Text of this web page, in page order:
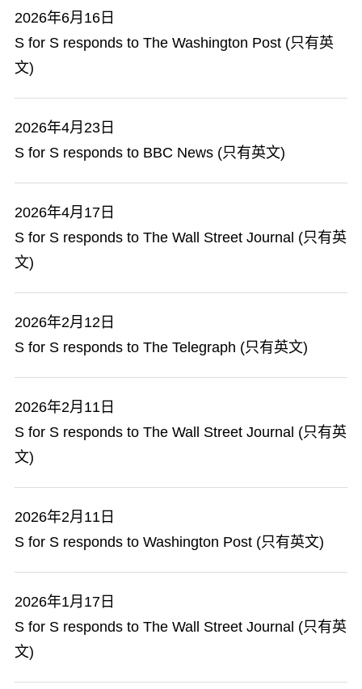
2026年6月16日
S for S responds to The Washington Post (只有英
文)
2026年4月23日
S for S responds to BBC News (只有英文)
2026年4月17日
S for S responds to The Wall Street Journal (只有英
文)
2026年2月12日
S for S responds to The Telegraph (只有英文)
2026年2月11日
S for S responds to The Wall Street Journal (只有英
文)
2026年2月11日
S for S responds to Washington Post (只有英文)
2026年1月17日
S for S responds to The Wall Street Journal (只有英
文)